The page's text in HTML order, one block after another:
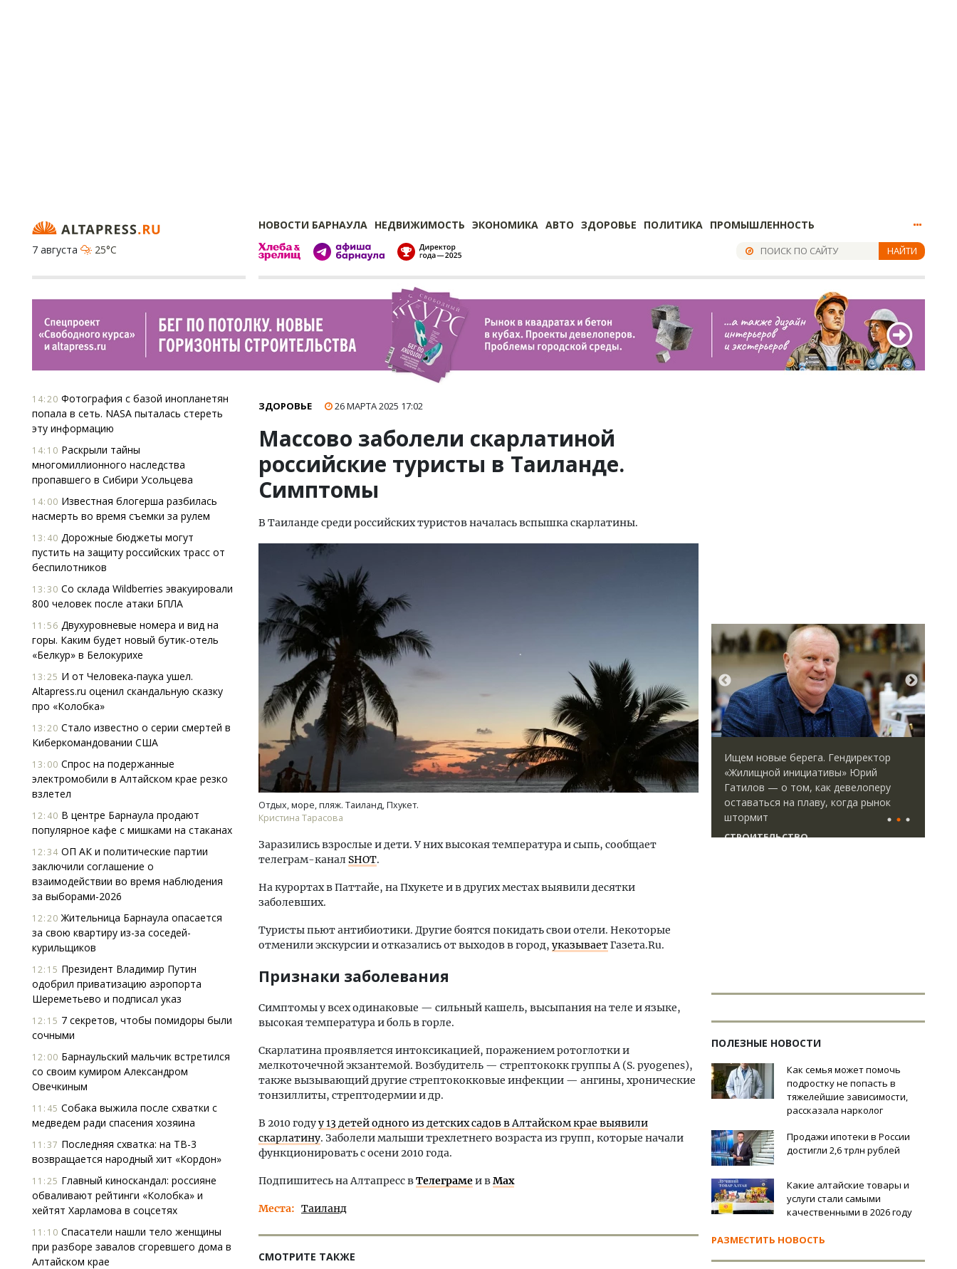
НОВОСТИ БАРНАУЛА НЕДВИЖИМОСТЬ ЭКОНОМИКА АВТО ЗДОРОВЬЕ ПОЛИТИКА ПРОМЫШЛЕННОСТЬ
7 августа
25°C НАЙТИ
14:20 Фотография с базой инопланетян
попала в сеть. NASA пыталась стереть
эту информацию
14:10 Раскрыли тайны
многомиллионного наследства
пропавшего в Сибири Усольцева
14:00 Известная блогерша разбилась
насмерть во время съемки за рулем
13:40 Дорожные бюджеты могут
пустить на защиту российских трасс от
беспилотников
13:30 Со склада Wildberries эвакуировали
800 человек после атаки БПЛА
11:56 Двухуровневые номера и вид на
горы. Каким будет новый бутик-отель
«Белкур» в Белокурихе
13:25 И от Человека-паука ушел.
Altapress.ru оценил скандальную сказку
про «Колобка»
13:20 Стало известно о серии смертей в
Киберкомандовании США
13:00 Спрос на подержанные
электромобили в Алтайском крае резко
взлетел
12:40 В центре Барнаула продают
популярное кафе с мишками на стаканах
12:34 ОП АК и политические партии
заключили соглашение о
взаимодействии во время наблюдения
за выборами-2026
12:20 Жительница Барнаула опасается
за свою квартиру из-за соседей-
курильщиков
12:15 Президент Владимир Путин
одобрил приватизацию аэропорта
Шереметьево и подписал указ
12:15 7 секретов, чтобы помидоры были
сочными
12:00 Барнаульский мальчик встретился
со своим кумиром Александром
Овечкиным
11:45 Собака выжила после схватки с
медведем ради спасения хозяина
11:37 Последняя схватка: на ТВ-3
возвращается народный хит «Кордон»
11:25 Главный киноскандал: россияне
обваливают рейтинги «Колобка» и
хейтят Харламова в соцсетях
11:10 Спасатели нашли тело женщины
при разборе завалов сгоревшего дома в
Алтайском крае
ЗДОРОВЬЕ 26 МАРТА 2025 17:02
Массово заболели скарлатиной
российские туристы в Таиланде.
Симптомы
В Таиланде среди российских туристов началась вспышка скарлатины.
Отдых, море, пляж. Таиланд, Пхукет.
Кристина Тарасова
Заразились взрослые и дети. У них высокая температура и сыпь, сообщает
телеграм-канал SHOT.
На курортах в Паттайе, на Пхукете и в других местах выявили десятки
заболевших.
Туристы пьют антибиотики. Другие боятся покидать свои отели. Некоторые
отменили экскурсии и отказались от выходов в город, указываетГазета.Ru.
Признаки заболевания
Симптомы у всех одинаковые — сильный кашель, высыпания на теле и языке,
высокая температура и боль в горле.
Скарлатина проявляется интоксикацией, поражением ротоглотки и
мелкоточечной экзантемой. Возбудитель — стрептококк группы A (S. pyogenes),
также вызывающий другие стрептококковые инфекции — ангины, хронические
тонзиллиты, стрептодермии и др.
В 2010 годуу 13 детей одного из детских садов в Алтайском крае выявили
скарлатину. Заболели малыши трехлетнего возраста из групп, которые начали
функционировать с осени 2010 года.
Подпишитесь на Алтапресс вТелеграмеи вMax
Места Таиланд
СМОТРИТЕ ТАКЖЕ
Смелость архитектурных идей.
Генеральный директор компании
ЗИАС — об эстетике городов,
трендах в фасадах и развитии рынка
СТРОИТЕЛЬСТВО
Архитектурный код начинается с
земли. Мощение крупноформатными
плитами становится новым
стандартом благоустройства
Ищем новые берега. Гендиректор
«Жилищной инициативы» Юрий
Гатилов — о том, как девелоперу
оставаться на плаву, когда рынок
СТРОИТЕЛЬСТВО
Смелость архитектурных идей.
Генеральный директор
ЗИАС — об эстетике городов,
трендах в фасадах и развитии
ПОЛЕЗНЫЕ НОВОСТИ
Как семья может помочь
подростку не попасть в
тяжелейшие зависимости,
рассказала нарколог
Продажи ипотеки в России
достигли 2,6 трлн рублей
Какие алтайские товары и
услуги стали самыми
качественными в 2026 году
РАЗМЕСТИТЬ НОВОСТЬ